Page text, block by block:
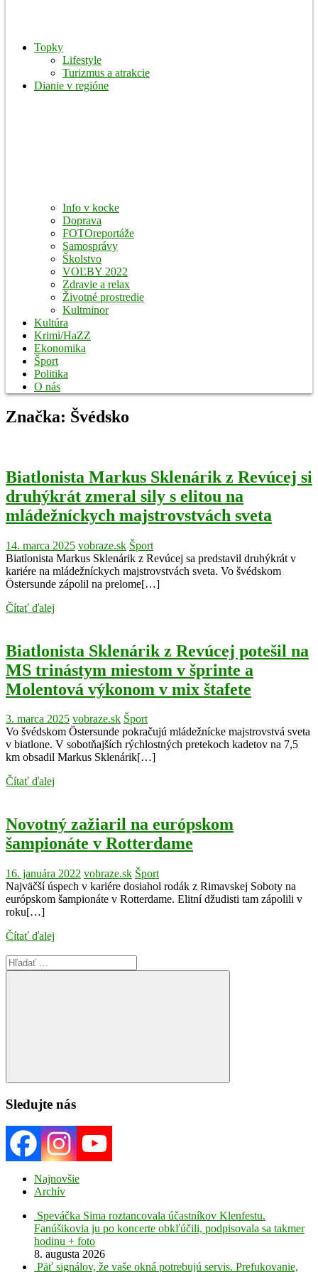
Topky
Lifestyle
Turizmus a atrakcie
Dianie v regióne
Info v kocke
Doprava
FOTOreportáže
Samosprávy
Školstvo
VOĽBY 2022
Zdravie a relax
Životné prostredie
Kultminor
Kultúra
Krimi/HaZZ
Ekonomika
Šport
Politika
O nás
Značka: Švédsko
Biatlonista Markus Sklenárik z Revúcej si
druhýkrát zmeral sily s elitou na
mládežníckych majstrovstvách sveta
14. marca 2025 vobraze.sk Šport
Biatlonista Markus Sklenárik z Revúcej sa predstavil druhýkrát v
kariére na mládežníckych majstrovstvách sveta. Vo švédskom
Östersunde zápolil na prelome[…]
Čítať ďalej
Biatlonista Sklenárik z Revúcej potešil na
MS trinástym miestom v šprinte a
Molentová výkonom v mix štafete
3. marca 2025 vobraze.sk Šport
Vo švédskom Östersunde pokračujú mládežnícke majstrovstvá sveta
v biatlone. V sobotňajších rýchlostných pretekoch kadetov na 7,5
km obsadil Markus Sklenárik[…]
Čítať ďalej
Novotný zažiaril na európskom
šampionáte v Rotterdame
16. januára 2022 vobraze.sk Šport
Najväčší úspech v kariére dosiahol rodák z Rimavskej Soboty na
európskom šampionáte v Rotterdame. Elitní džudisti tam zápolili v
roku[…]
Čítať ďalej
Search
for:
Search
Sledujte nás
Najnovšie
Archív
Speváčka Sima roztancovala účastníkov Klenfestu.
Fanúšikovia ju po koncerte obkľúčili, podpisovala sa takmer
hodinu + foto
8. augusta 2026
Päť signálov, že vaše okná potrebujú servis. Prefukovanie,